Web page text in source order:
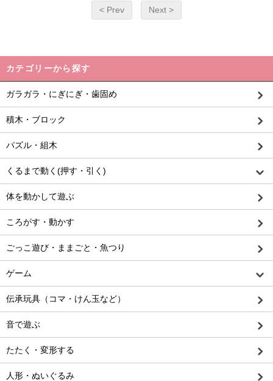
< Prev Next >
カテゴリーから探す
ガラガラ・にぎにぎ・歯固め
積木・ブロック
パズル・組木
くるまで動く(押す・引く)
体を動かして遊ぶ
ころがす・動かす
ごっこ遊び・ままごと・魚つり
ゲーム
伝承玩具（コマ・けん玉など）
音で遊ぶ
たたく・変形する
人形・ぬいぐるみ